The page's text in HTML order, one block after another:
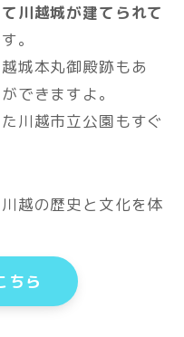
川越城が建てられて
。
城本丸御殿跡もあ
できますよ。
川越市立公園もすぐ
越の歴史と文化を体
ちら